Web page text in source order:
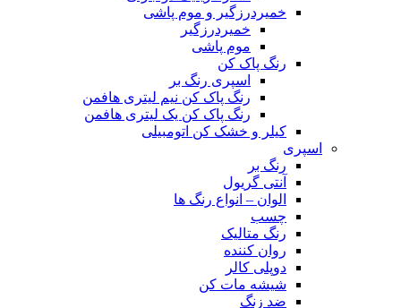
خمیردرزگیر و موم پاشی
خمیردرزگیر
موم پاشی
رنگ پاک کن
اسپری رنگ بر
رنگ پاک کن نیم لیتری هافمن
رنگ پاک کن یک لیتری هافمن
کیلر و خشک کن اتومبیلی
اسپری
رنگ بر
آنتی گریول
الوان – انواع رنگ ها
چسب
رنگ متالیک
روان کننده
دوپلی کالر
شیشه مات کن
ضد زنگ